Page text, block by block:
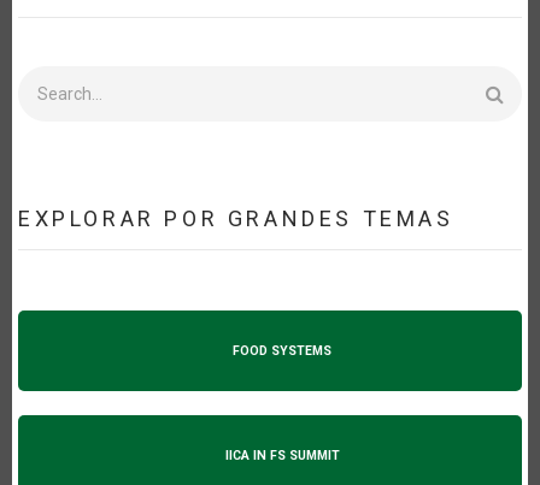
EXPLORAR POR GRANDES TEMAS
FOOD SYSTEMS
IICA IN FS SUMMIT